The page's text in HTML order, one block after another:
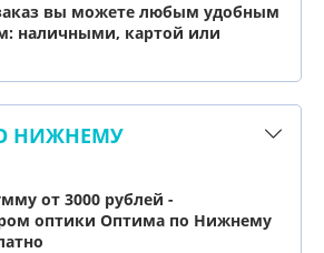
вы можете любым удобным
наличными, картой или
НИЖНЕМУ
от 3000 рублей -
оптики Оптима по Нижнему